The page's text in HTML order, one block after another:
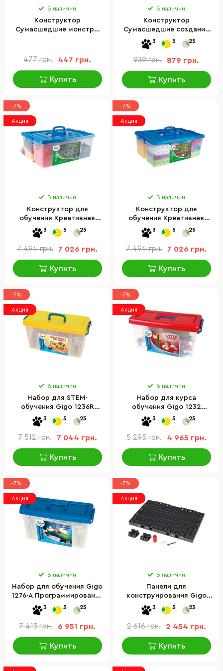
В наличии
Конструктор
Сумасшедшие монстры
477 грн. 447 грн.
Купить
В наличии
Конструктор
Сумасшедшие создания
Gigo 7265, 26 деталей
3 5 25
939 грн. 879 грн.
Купить
-7%
Акция
В наличии
Конструктор для
обучения Креативная
панель Мастер Gigo 1403,
1412 деталей
3 5 25
7 494 грн. 7 026 грн.
Купить
-7%
Акция
В наличии
Конструктор для
обучения Креативная
панель Трассы Gigo 1404,
175 деталей
3 5 25
7 494 грн. 7 026 грн.
Купить
-7%
Акция
В наличии
Набор для STEM-
обучения Gigo 1236R
Электрические круги
3 5 25
7 512 грн. 7 044 грн.
Купить
-7%
Акция
В наличии
Набор для курса
обучения Gigo 1232
Маленький творец
3 5 25
5 295 грн. 4 965 грн.
Купить
-7%
Акция
В наличии
Набор для обучения Gigo
1276-A Программирование
робота
3 5 25
7 413 грн. 6 951 грн.
Купить
-7%
Акция
В наличии
Панели для
конструирования Gigo
T036
3 5 25
2 616 грн. 2 454 грн.
Купить